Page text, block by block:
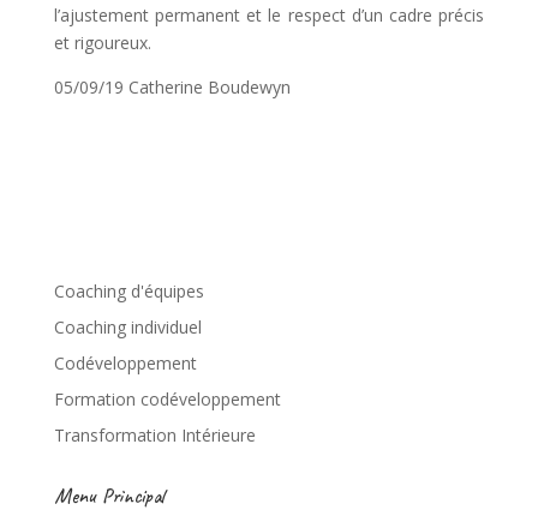
l’ajustement permanent et le respect d’un cadre précis
et rigoureux.
05/09/19 Catherine Boudewyn
Coaching d'équipes
Coaching individuel
Codéveloppement
Formation codéveloppement
Transformation Intérieure
Menu Principal